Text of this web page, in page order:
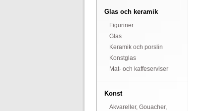
Glas och keramik
Figuriner
Glas
Keramik och porslin
Konstglas
Mat- och kaffeserviser
Konst
Akvareller, Gouacher,